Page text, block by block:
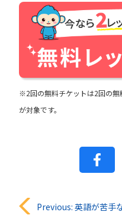
※2回の無料チケットは2回の
が対象です。
投 Previous: 英語が苦手な中